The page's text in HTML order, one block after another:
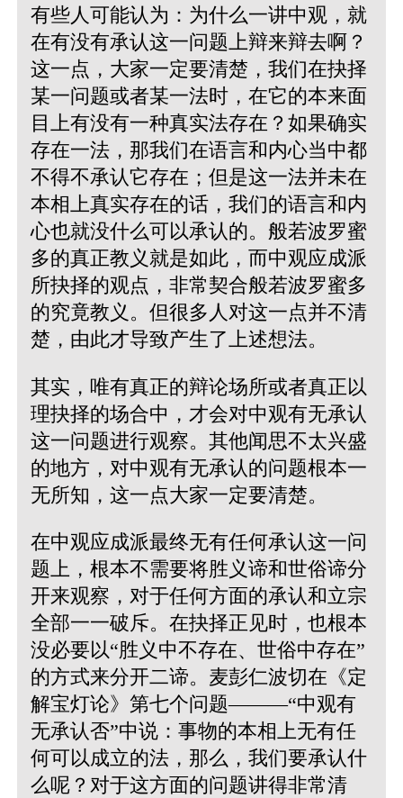
有些人可能认为：为什么一讲中观，就
在有没有承认这一问题上辩来辩去啊？
这一点，大家一定要清楚，我们在抉择
某一问题或者某一法时，在它的本来面
目上有没有一种真实法存在？如果确实
存在一法，那我们在语言和内心当中都
不得不承认它存在；但是这一法并未在
本相上真实存在的话，我们的语言和内
心也就没什么可以承认的。般若波罗蜜
多的真正教义就是如此，而中观应成派
所抉择的观点，非常契合般若波罗蜜多
的究竟教义。但很多人对这一点并不清
楚，由此才导致产生了上述想法。
其实，唯有真正的辩论场所或者真正以
理抉择的场合中，才会对中观有无承认
这一问题进行观察。其他闻思不太兴盛
的地方，对中观有无承认的问题根本一
无所知，这一点大家一定要清楚。
在中观应成派最终无有任何承认这一问
题上，根本不需要将胜义谛和世俗谛分
开来观察，对于任何方面的承认和立宗
全部一一破斥。在抉择正见时，也根本
没必要以“胜义中不存在、世俗中存在”
的方式来分开二谛。麦彭仁波切在《定
解宝灯论》第七个问题———“中观有
无承认否”中说：事物的本相上无有任
何可以成立的法，那么，我们要承认什
么呢？对于这方面的问题讲得非常清